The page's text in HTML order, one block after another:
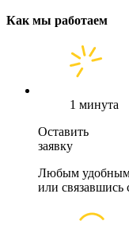
Как мы работаем
1 минута
Оставить
заявку
Любым удобным
или связавшись